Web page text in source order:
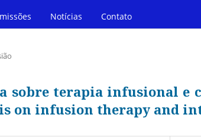
Notícias Contato
sobre terapia infusional e
on infusion therapy and